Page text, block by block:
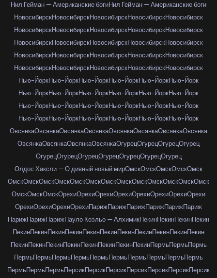
Нил Гейман — Американские богиНил Гейман — Американские боги
НовосибирскНовосибирскНовосибирскНовосибирскНовосибирск
НовосибирскНовосибирскНовосибирскНовосибирскНовосибирск
НовосибирскНовосибирскНовосибирскНовосибирскНовосибирск
НовосибирскНовосибирскНовосибирскНовосибирскНовосибирск
НовосибирскНовосибирскНовосибирскНовосибирскНовосибирск
Нью-ЙоркНью-ЙоркНью-ЙоркНью-ЙоркНью-ЙоркНью-Йорк
Нью-ЙоркНью-ЙоркНью-ЙоркНью-ЙоркНью-ЙоркНью-Йорк
Нью-ЙоркНью-ЙоркНью-ЙоркНью-ЙоркНью-ЙоркНью-Йорк
Нью-ЙоркНью-ЙоркНью-ЙоркНью-ЙоркНью-ЙоркНью-Йорк
ОвсянкаОвсянкаОвсянкаОвсянкаОвсянкаОвсянкаОвсянкаОвсянка
ОвсянкаОвсянкаОвсянкаОвсянкаОгурецОгурецОгурецОгурец
ОгурецОгурецОгурецОгурецОгурецОгурецОгурец
Олдос Хаксли — О дивный новый мирОмскОмскОмскОмскОмск
ОмскОмскОмскОмскОмскОмскОмскОмскОмскОмскОмскОмскОмск
ОмскОмскОмскОрехиОрехиОрехиОрехиОрехиОрехиОрехиОрехи
ОрехиОрехиОрехиОрехиПарижПарижПарижПарижПарижПариж
ПарижПарижПарижПауло Коэльо — АлхимикПекинПекинПекинПекин
ПекинПекинПекинПекинПекинПекинПекинПекинПекинПекинПекин
ПекинПекинПекинПекинПекинПекинПекинПекинПермьПермьПермь
ПермьПермьПермьПермьПермьПермьПермьПермьПермьПермь
ПермьПермьПермьПерсикПерсикПерсикПерсикПерсикПерсикПерсик